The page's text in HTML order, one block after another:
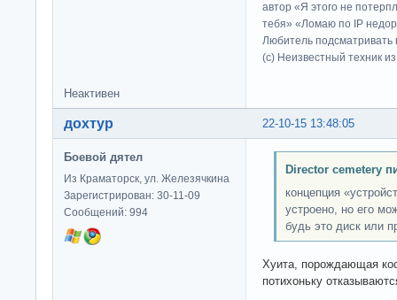
автор «Я этого не
тебя» «Ломаю по IP
Любитель подсматривать
(c) Неизвестный техник
Неактивен
22-10-15 13:48:05
дохтур
Боевой дятел
Из Краматорск, ул. Железячкина
Зарегистрирован: 30-11-09
Сообщений: 994
Director cemetery
концепция
устроено, но его
будь это диск или
Хуита, порождающая
потихоньку